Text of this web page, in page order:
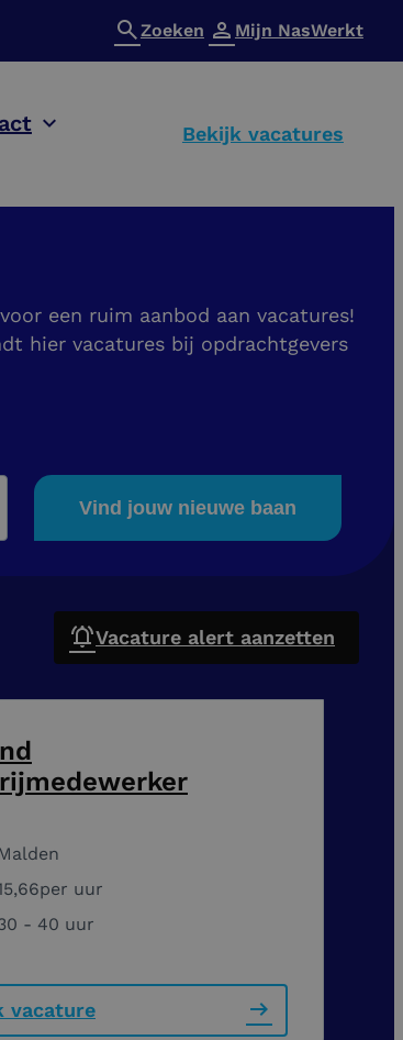
Zoeken Mijn NasWerkt
Bekijk vacatures
een ruim aanbod aan vacatures!
hier vacatures bij opdrachtgevers
Vind jouw nieuwe baan
Vacature alert aanzetten
per uur
- 40 uur
vacature